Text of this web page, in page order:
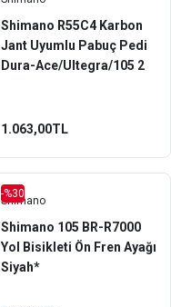
Shimano R55C4 Karbon
Jant Uyumlu Pabuç Pedi
Dura-Ace/Ultegra/105 2
1.063,00TL
-%30
Shimano
Shimano 105 BR-R7000
Yol Bisikleti Ön Fren Ayağı
Siyah*